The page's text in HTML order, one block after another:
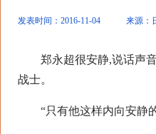
发表时间：2016-11-04 来源：
郑永超很安静,说话声音
战士。
“只有他这样内向安静的